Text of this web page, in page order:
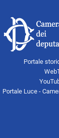
Portale
Portale Luce -